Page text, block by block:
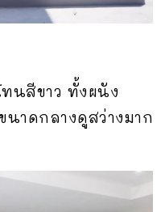
นสีขาว ทั้งผนัง
าดกลางดูสว่างมาก